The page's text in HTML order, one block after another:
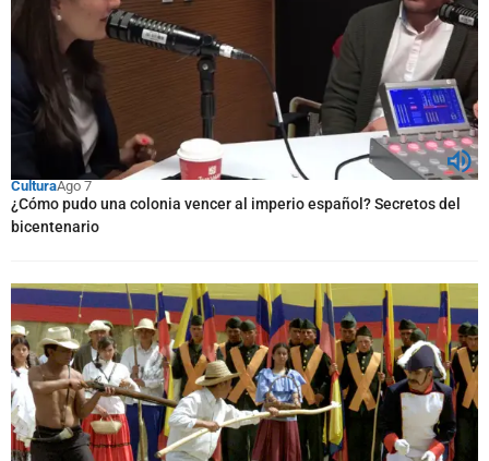
CulturaAgo 7
¿Cómo pudo una colonia vencer al imperio español? Secretos del
bicentenario